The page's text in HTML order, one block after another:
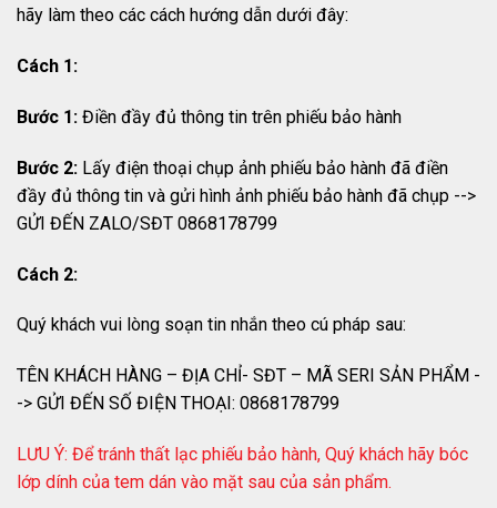
hãy làm theo các cách hướng dẫn dưới đây:
Cách 1:
Bước 1: Điền đầy đủ thông tin trên phiếu bảo hành
Bước 2: Lấy điện thoại chụp ảnh phiếu bảo hành đã điền
đầy đủ thông tin và gửi hình ảnh phiếu bảo hành đã chụp -->
GỬI ĐẾN ZALO/SĐT 0868178799
Cách 2:
Quý khách vui lòng soạn tin nhắn theo cú pháp sau:
TÊN KHÁCH HÀNG – ĐỊA CHỈ- SĐT – MÃ SERI SẢN PHẨM -
-> GỬI ĐẾN SỐ ĐIỆN THOẠI: 0868178799
LƯU Ý: Để tránh thất lạc phiếu bảo hành, Quý khách hãy bóc
lớp dính của tem dán vào mặt sau của sản phẩm.